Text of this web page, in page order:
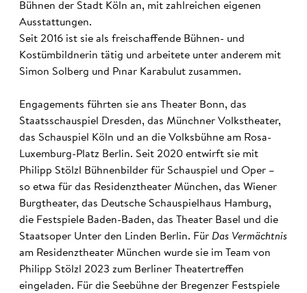
Bühnen der Stadt Köln an, mit zahlreichen eigenen
Ausstattungen.
Seit 2016 ist sie als freischaffende Bühnen- und
Kostümbildnerin tätig und arbeitete unter anderem mit
Simon Solberg und Pınar Karabulut zusammen.
Engagements führten sie ans Theater Bonn, das
Staatsschauspiel Dresden, das Münchner Volkstheater,
das Schauspiel Köln und an die Volksbühne am Rosa-
Luxemburg-Platz Berlin. Seit 2020 entwirft sie mit
Philipp Stölzl Bühnenbilder für Schauspiel und Oper –
so etwa für das Residenztheater München, das Wiener
Burgtheater, das Deutsche Schauspielhaus Hamburg,
die Festspiele Baden-Baden, das Theater Basel und die
Staatsoper Unter den Linden Berlin. Für Das Vermächtnis
am Residenztheater München wurde sie im Team von
Philipp Stölzl 2023 zum Berliner Theatertreffen
eingeladen. Für die Seebühne der Bregenzer Festspiele